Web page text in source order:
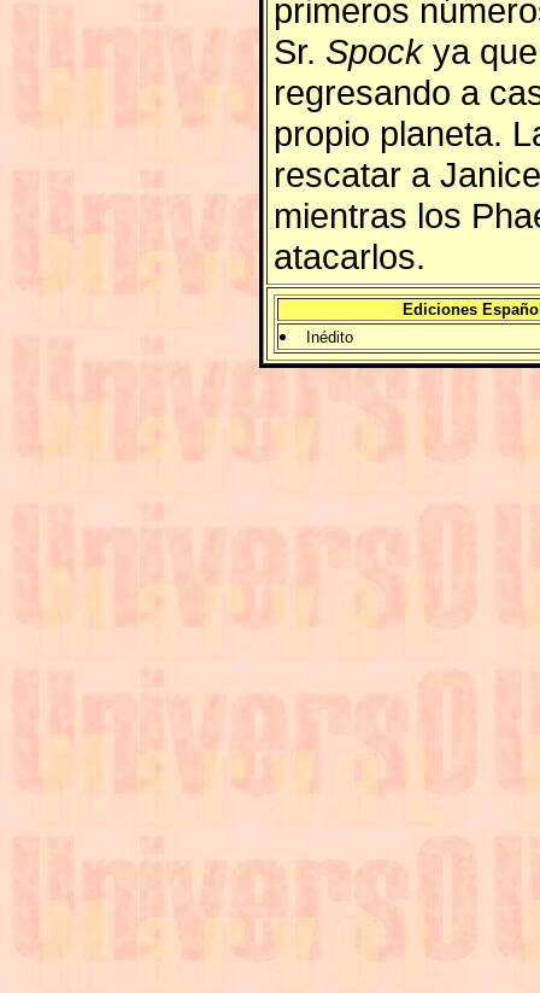
primeros
Sr. Spockya que
regresando a
propio planeta.
rescatar a
mientras los
atacarlos.
Ediciones
Inédito